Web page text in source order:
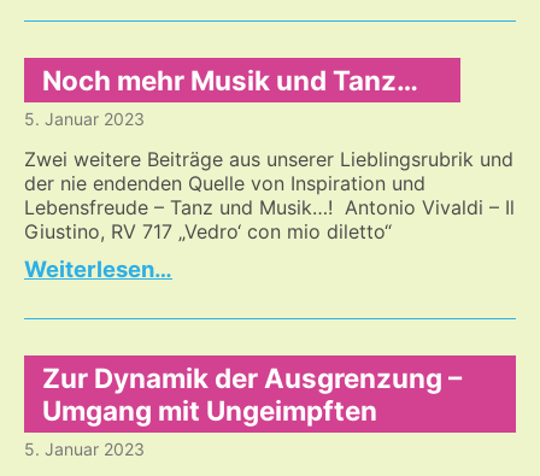
gelenkt,
dass
wir
merken?
Noch mehr Musik und Tanz…
5. Januar 2023
Zwei weitere Beiträge aus unserer Lieblingsrubrik und
der nie endenden Quelle von Inspiration und
Lebensfreude – Tanz und Musik…! Antonio Vivaldi – Il
Giustino, RV 717 „Vedro‘ con mio diletto“
…
Musik
Tanz…
Zur Dynamik der Ausgrenzung –
Umgang mit Ungeimpften
5. Januar 2023